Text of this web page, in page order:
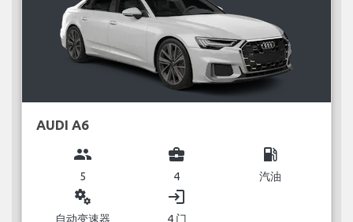
AUDI A6
group
5
business_center
4
local_gas_station
汽油
miscellaneous_services
自动变速器
login
4 门